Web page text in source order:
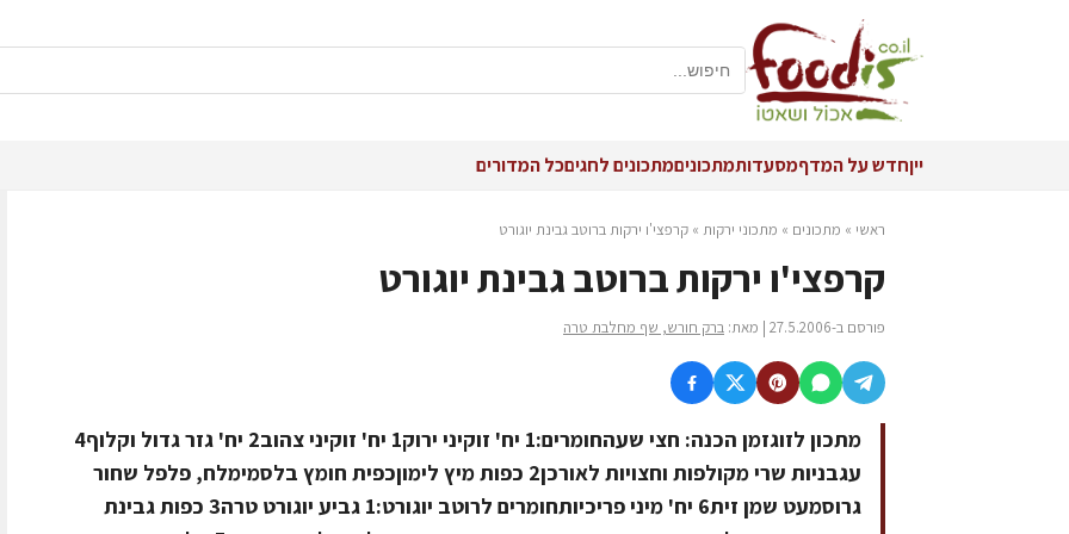
ייןחדש על המדףמסעדותמתכוניםמתכונים לחגיםכל המדורים
ראשי » מתכונים » מתכוני ירקות » קרפצי'ו ירקות ברוטב גבינת יוגורט
קרפצי'ו ירקות ברוטב גבינת יוגורט
פורסם ב-27.5.2006 | מאת: ברק חורש, שף מחלבת טרה
מתכון לזוגזמן הכנה: חצי שעהחומרים:1 יח' זוקיני ירוק1 יח' זוקיני צהוב2 יח' גזר גדול וקלוף4
עגבניות שרי מקולפות וחצויות לאורכן2 כפות מיץ לימוןכפית חומץ בלסמימלח, פלפל שחור
גרוסמעט שמן זית6 יח' מיני פריכיותחומרים לרוטב יוגורט:1 גביע יוגורט טרה3 כפות גבינת